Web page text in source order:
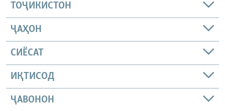
ТОҶИКИСТОН
ҶАҲОН
СИЁСАТ
ИҚТИСОД
ҶАВОНОН